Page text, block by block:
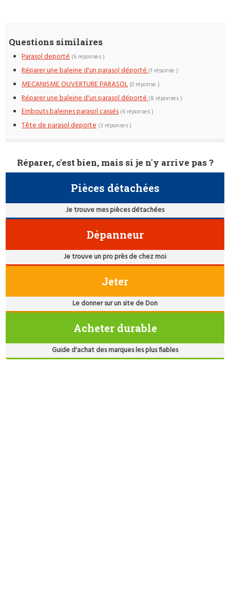
Questions similaires
Parasol deporté (6 réponses )
Réparer une baleine d'un parasol déporté(1 réponse )
MECANISME OUVERTURE PARASOL (0 réponse )
Réparer une baleine d'un parasol déporté(8 réponses )
Embouts baleines parasol cassés (6 réponses )
Tête de parasol deporte (3 réponses )
Réparer, c'est bien, mais si je n'y arrive pas ?
Pièces détachées
Je trouve mes pièces détachées
Dépanneur
Je trouve un pro près de chez moi
Jeter
Le donner sur un site de Don
Acheter durable
Guide d'achat des marques les plus fiables